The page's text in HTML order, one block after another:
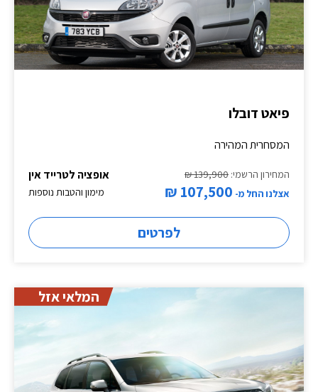
פיאט דובלו
המסחרית המהירה
אופציה לטרייד אין
המחירון הרשמי: 139,900 ₪
מימון והטבות נוספות
אצלנו החל מ- 107,500 ₪
לפרטים
המלאי אזל